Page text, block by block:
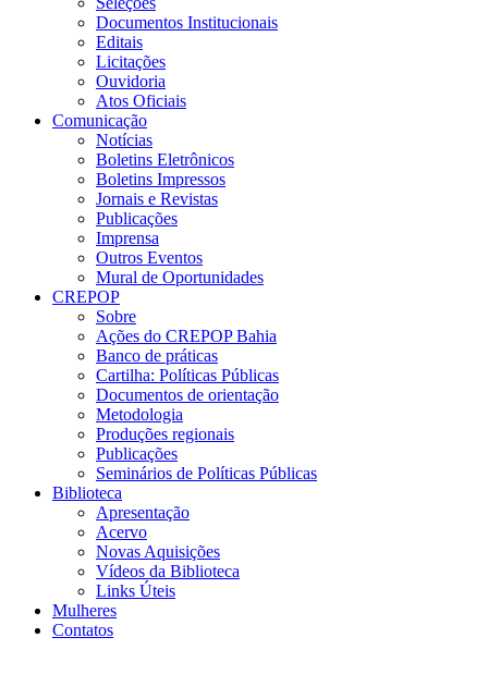
Documentos Institucionais
Editais
Licitações
Ouvidoria
Atos Oficiais
Comunicação
Notícias
Boletins Eletrônicos
Boletins Impressos
Jornais e Revistas
Publicações
Imprensa
Outros Eventos
Mural de Oportunidades
CREPOP
Sobre
Ações do CREPOP Bahia
Banco de práticas
Cartilha: Políticas Públicas
Documentos de orientação
Metodologia
Produções regionais
Publicações
Seminários de Políticas Públicas
Biblioteca
Apresentação
Acervo
Novas Aquisições
Vídeos da Biblioteca
Links Úteis
Mulheres
Contatos